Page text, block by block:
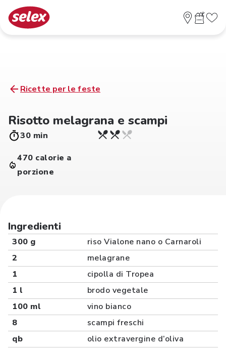
Ricette per le feste
Risotto melagrana e scampi
30 min
470 calorie a
porzione
Ingredienti
300 g
riso Vialone nano o Carnaroli
2
melagrane
1
cipolla di Tropea
1 l
brodo vegetale
100 ml
vino bianco
8
scampi freschi
qb
olio extravergine d’oliva